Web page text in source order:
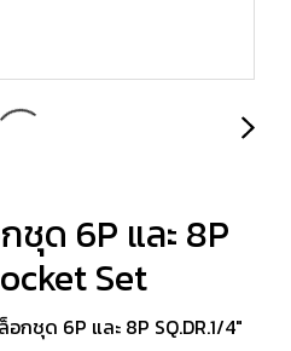
ชุด 6P และ 8P
Set
อกชุด 6P และ 8P SQ.DR.1/4"